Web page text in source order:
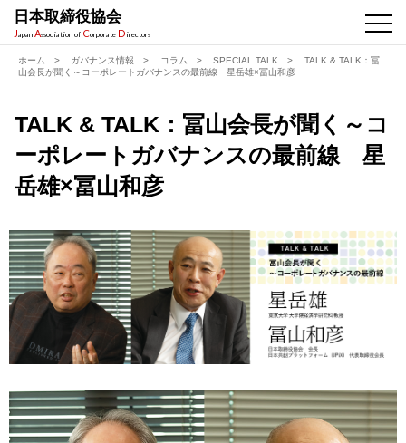
日本取締役協会
Japan Association of Corporate D irectors
ホーム > ガバナンス情報 > コラム > SPECIAL TALK >
TALK & TALK：冨
山会長が聞く～コーポレートガバナンスの最前線 星岳雄×冨山和彦
TALK & TALK：冨山会長が聞く～コ
ーポレートガバナンスの最前線 星
岳雄×冨山和彦